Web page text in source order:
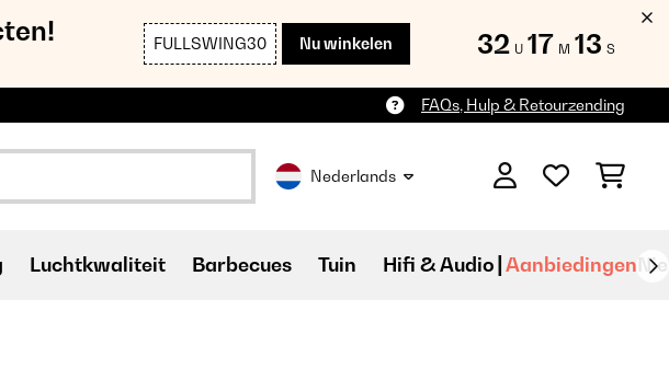
FULLSWING30 Nu winkelen 32 U 17 M 12 S
FAQs, Hulp & Retourzending
Nederlands
Luchtkwaliteit Barbecues Tuin Hifi & Audio Aanbiedingen